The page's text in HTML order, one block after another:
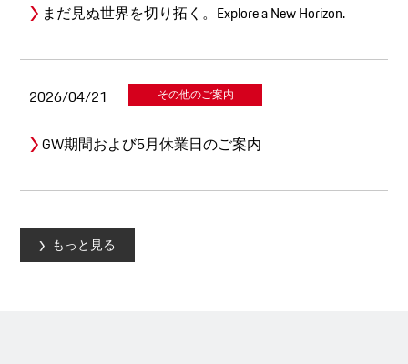
まだ見ぬ世界を切り拓く。Explore a New Horizon.
2026/04/21 その他のご案内
GW期間および5月休業日のご案内
もっと見る